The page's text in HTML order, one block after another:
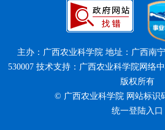
主办：广西农业科学院 地址：广西南
530007 技术支持：广西农业科学院网络中
版权所有
© 广西农业科学院 网站标识
统一登陆入口